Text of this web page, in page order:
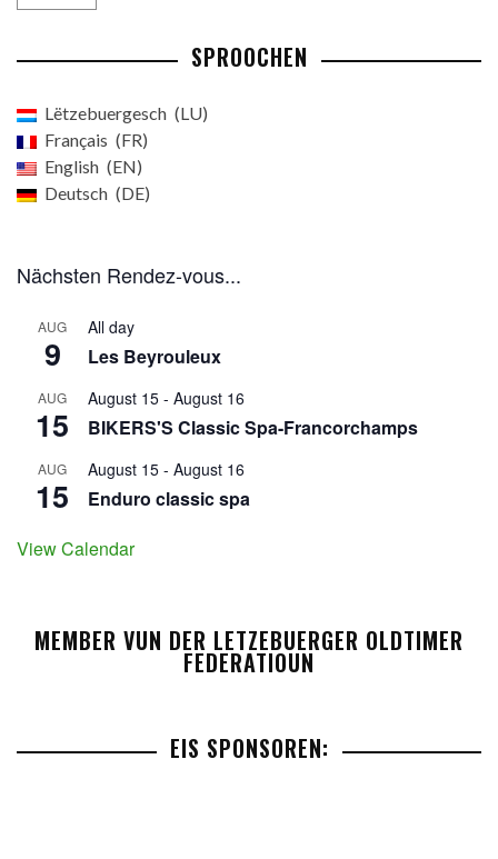
SPROOCHEN
Lëtzebuergesch
LU
Français
FR
English
EN
Deutsch
DE
Nächsten Rendez-vous...
AUG
9
All day
Les Beyrouleux
AUG
15
August 15 - August 16
BIKERS'S Classic Spa-Francorchamps
AUG
15
August 15 - August 16
Enduro classic spa
View Calendar
MEMBER VUN DER LETZEBUERGER OLDTIMER
FEDERATIOUN
EIS SPONSOREN: